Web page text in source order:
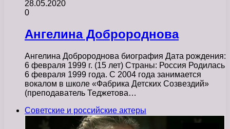
28.05.2020
0
Ангелина Добророднова
Ангелина Добророднова биография Дата рождения:
6 февраля 1999 г. (15 лет) Страны: Россия Родилась
6 февраля 1999 года. С 2004 года занимается
вокалом в школе «Фабрика Детских Созвездий»
(преподаватель Теджетова…
Советские и российские актеры